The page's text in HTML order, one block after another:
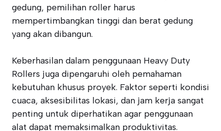
gedung, pemilihan roller harus
mempertimbangkan tinggi dan berat gedung
yang akan dibangun.
Keberhasilan dalam penggunaan Heavy Duty
Rollers juga dipengaruhi oleh pemahaman
kebutuhan khusus proyek. Faktor seperti kondisi
cuaca, aksesibilitas lokasi, dan jam kerja sangat
penting untuk diperhatikan agar penggunaan
alat dapat memaksimalkan produktivitas.